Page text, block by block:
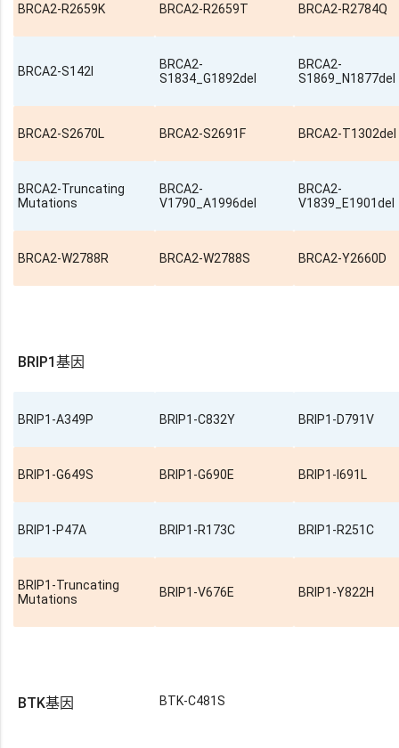
BRCA2-R2659K BRCA2-R2659T BRCA2-R2784Q
BRCA2-S142I
BRCA2-
S1834_G1892del
BRCA2-
S1869_N1877del
BRCA2-S2670L BRCA2-S2691F BRCA2-T1302del
BRCA2-Truncating
Mutations
BRCA2-
V1790_A1996del
BRCA2-
V1839_E1901del
BRCA2-W2788R BRCA2-W2788S BRCA2-Y2660D
BRIP1基因
BRIP1-A349P BRIP1-C832Y BRIP1-D791V
BRIP1-G649S BRIP1-G690E BRIP1-I691L
BRIP1-P47A BRIP1-R173C BRIP1-R251C
BRIP1-Truncating
Mutations
BRIP1-V676E BRIP1-Y822H
BTK基因 BTK-C481S